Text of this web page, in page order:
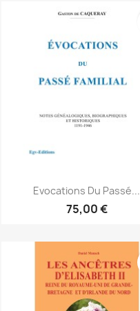
Anteprima
Evocations Du Passé...
75,00 €